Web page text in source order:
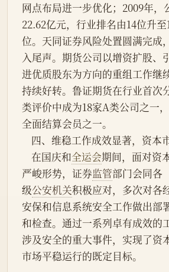
网点布局进一步优化；2009年，
22.62亿元，行业排名由14位升至
位。天同证券风险处置圆满完成，
入尾声。期货公司以增资扩股、
进优质股东为方向的重组工作继
持续好转。鲁证期货在行业首次
类评价中成为18家A类公司之一
全面结算会员之一。
四、维稳工作成效显著，资
    在国庆和
全运会期间，面对资
严峻形势，证券监管部门会同各
级公安机关积极应对，多次对各
安保和信息系统安全工作做出部
和检查。通过一系列卓有成效的
涉及安全的重大事件，实现了资
市场平稳运行的既定目标。